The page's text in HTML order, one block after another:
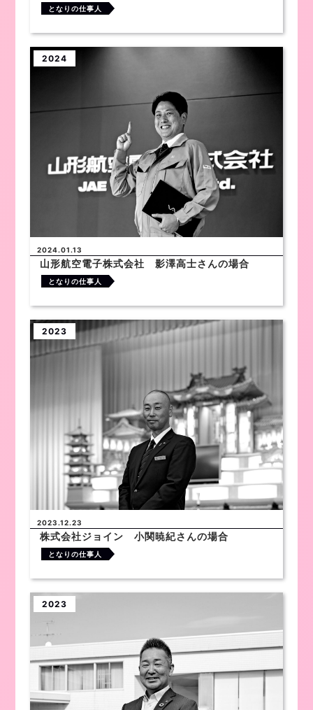
となりの仕事人
2024
2024.01.13
山形航空電子株式会社 影澤高士さんの場合
となりの仕事人
2023
2023.12.23
株式会社ジョイン 小関暁紀さんの場合
となりの仕事人
2023